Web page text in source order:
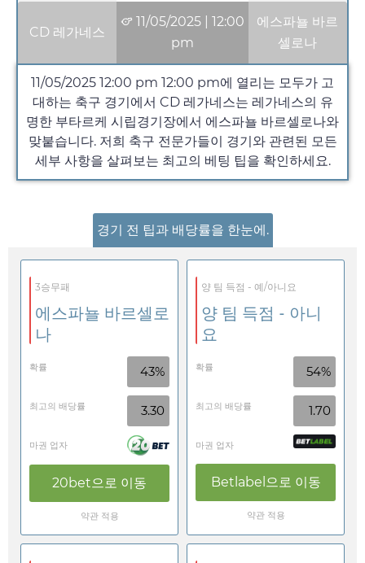
CD 레가네스
11/05/2025| 12:00
pm
에스파뇰 바르
셀로나
11/05/2025 12:00 pm 12:00 pm에 열리는 모두가 고
대하는 축구 경기에서 CD 레가네스는 레가네스의 유
명한 부타르케 시립경기장에서 에스파뇰 바르셀로나와
맞붙습니다. 저희 축구 전문가들이 경기와 관련된 모든
세부 사항을 살펴보는 최고의 베팅 팁을 확인하세요.
경기 전 팁과 배당률을 한눈에.
3승무패
에스파뇰 바르셀로
나
확률 43%
최고의 배당률 3.30
마권 업자
20bet으로 이동
약관 적용
양 팀 득점 - 예/아니요
양 팀 득점 - 아니
요
확률 54%
최고의 배당률 1.70
마권 업자
Betlabel 으로 이동
약관 적용